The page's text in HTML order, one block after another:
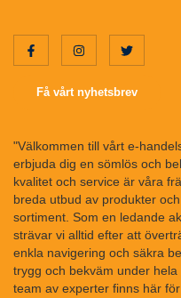
Få vårt nyhetsbrev
"Välkommen till vårt e-
erbjuda dig en sömlös och
kvalitet och service är våra
breda utbud av produkter
sortiment. Som en ledande
strävar vi alltid efter att
enkla navigering och säkra
trygg och bekväm under
team av experter finns här